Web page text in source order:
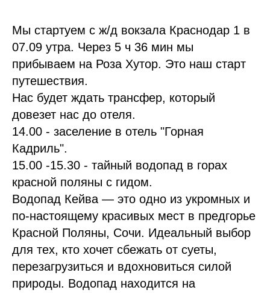
Мы стартуем с ж/д вокзала Краснодар 1 в
07.09 утра. Через 5 ч 36 мин мы
прибываем на Роза Хутор. Это наш старт
путешествия.
Нас будет ждать трансфер, который
довезет нас до отеля.
14.00 - заселение в отель "Горная
Кадриль".
15.00 -15.30 - тайный водопад в горах
красной поляны с гидом.
Водопад Кейва — это одно из укромных и
по-настоящему красивых мест в предгорье
Красной Поляны, Сочи. Идеальный выбор
для тех, кто хочет сбежать от суеты,
перезагрузиться и вдохновиться силой
природы. Водопад находится на